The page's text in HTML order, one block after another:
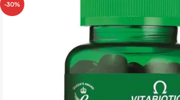
-30%